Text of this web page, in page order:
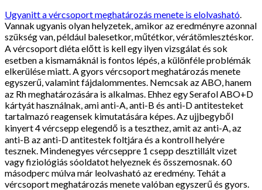
Ugyanitt a vércsoport meghatározás menete is elolvasható.
Vannak ugyanis olyan helyzetek, amikor az eredményre azonnal
szükség van, például balesetkor, műtétkor, vérátömlesztéskor.
A vércsoport diéta előtt is kell egy ilyen vizsgálat és sok
esetben a kismamáknál is fontos lépés, a különféle problémák
elkerülése miatt. A gyors vércsoport meghatározás menete
egyszerű, valamint fájdalommentes. Nemcsak az ABO, hanem
az Rh meghatározására is alkalmas. Ehhez egy Serafol ABO+D
kártyát használnak, ami anti-A, anti-B és anti-D antitesteket
tartalmazó reagensek kimutatására képes. Az ujjbegyből
kinyert 4 vércsepp elegendő is a teszthez, amit az anti-A, az
anti-B az anti-D antitestek foltjára és a kontroll helyére
tesznek. Mindenegyes vércseppre 1 csepp desztillált vizet
vagy fiziológiás sóoldatot helyeznek és összemosnak. 60
másodperc múlva már leolvasható az eredmény. Tehát a
vércsoport meghatározás menete valóban egyszerű és gyors.